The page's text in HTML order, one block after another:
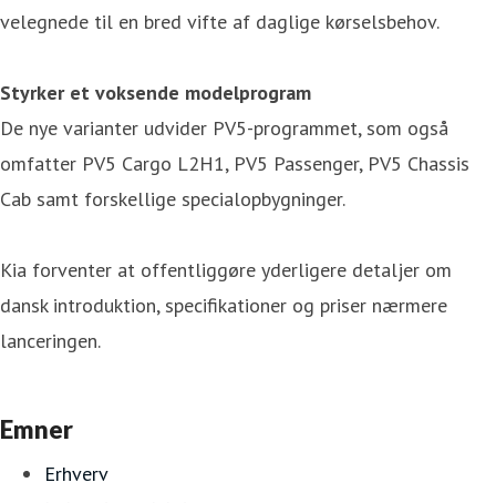
velegnede til en bred vifte af daglige kørselsbehov.
Styrker et voksende modelprogram
De nye varianter udvider PV5-programmet, som også
omfatter PV5 Cargo L2H1, PV5 Passenger, PV5 Chassis
Cab samt forskellige specialopbygninger.
Kia forventer at offentliggøre yderligere detaljer om
dansk introduktion, specifikationer og priser nærmere
lanceringen.
Emner
Erhverv